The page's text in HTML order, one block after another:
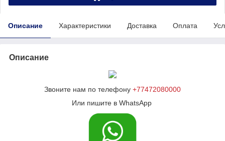
Описание Характеристики Доставка Оплата
Описание
Звоните нам по телефону +77472080000
Или пишите в WhatsApp